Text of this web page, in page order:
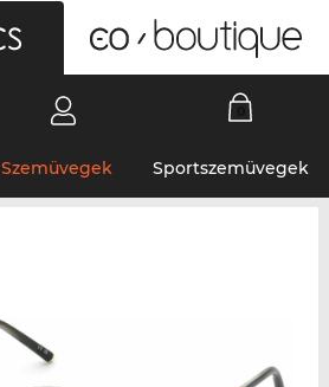
Szemüvegek Sportszemüvegek